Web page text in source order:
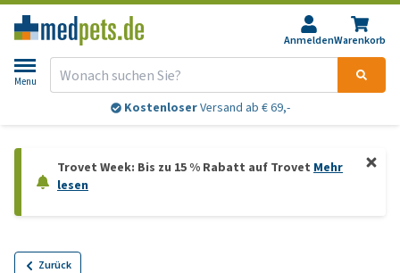
AnmeldenWarenkorb
Menu
KostenloserVersand ab € 69,-
Trovet Week: Bis zu 15 % Rabatt auf Trovet Mehr
lesen
Zurück